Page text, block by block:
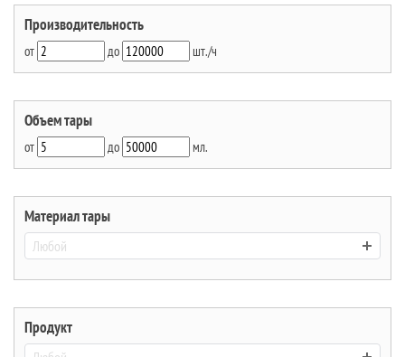
Производительность
от до шт./ч
Объем тары
от до мл.
Материал тары
Любой
Продукт